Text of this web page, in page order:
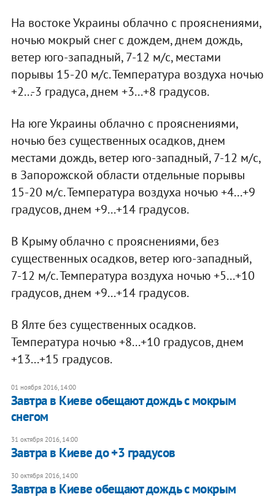
На востоке Украины облачно с прояснениями,
ночью мокрый снег с дождем, днем дождь,
ветер юго-западный, 7-12 м/с, местами
порывы 15-20 м/с. Температура воздуха ночью
+2...-3 градуса, днем +3...+8 градусов.
На юге Украины облачно с прояснениями,
ночью без существенных осадков, днем
местами дождь, ветер юго-западный, 7-12 м/с,
в Запорожской области отдельные порывы
15-20 м/с. Температура воздуха ночью +4...+9
градусов, днем +9...+14 градусов.
В Крыму облачно с прояснениями, без
существенных осадков, ветер юго-западный,
7-12 м/с. Температура воздуха ночью +5...+10
градусов, днем +9...+14 градусов.
В Ялте без существенных осадков.
Температура ночью +8...+10 градусов, днем
+13...+15 градусов.
01 ноября 2016, 14:00
Завтра в Киеве обещают дождь с мокрым
снегом
31 октября 2016, 14:00
Завтра в Киеве до +3 градусов
30 октября 2016, 14:00
Завтра в Киеве обещают дождь с мокрым